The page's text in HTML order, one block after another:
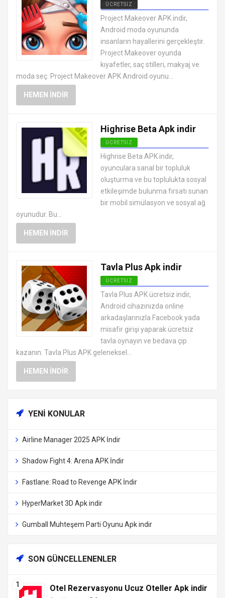
ÜCRETSIZ
EN İYI ANDROID APK OYUNLARI
ÜCRETSIZ
Project Makeover APK indir,
Android moda oyununda
insanların hayallerini gerçekleştir.
Project Makeover oyunda
kıyafetler, saç stilleri, makyaj ve
moda seç. Project Makeover APK Android oyunu...
HEMEN İNDIR
Highrise Beta Apk indir
ÜCRETSIZ
EN İYI ANDROID APK OYUNLARI
ÜCRETSIZ
Highrise Beta APK indir,
oyunculara sanal bir topluluk
oluşturma ve bu toplulukta sosyal
etkileşimde bulunma fırsatı sunan
bir mobil simülasyon ve sosyal ağ
oyunudur. Bu...
HEMEN İNDIR
Tavla Plus Apk indir
ÜCRETSIZ
EN İYI ANDROID APK OYUNLARI
ÜCRETSIZ
Tavla Plus APK ücretsiz indir,
Android cihazınızda online
arkadaşlarınızla Facebook yada
misafir girişi yaparak ücretsiz
tavla oynayın ve bedava çip
kazanın. Tavla Plus APK geleneksel...
HEMEN İNDIR
YENI KONULAR
Airline Manager 2025 APK İndir
Shadow Fight 4: Arena APK İndir
Fastlane: Road to Revenge APK İndir
HyperMarket 3D Apk indir
Gumball Muhteşem Parti Oyunu Apk indir
SON GÜNCELLENENLER
Otel Rezervasyonu Ucuz Oteller Apk indir